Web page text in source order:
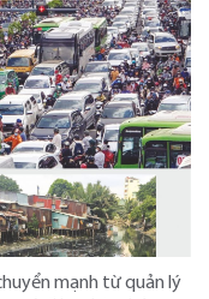
mạnh từ quản lý